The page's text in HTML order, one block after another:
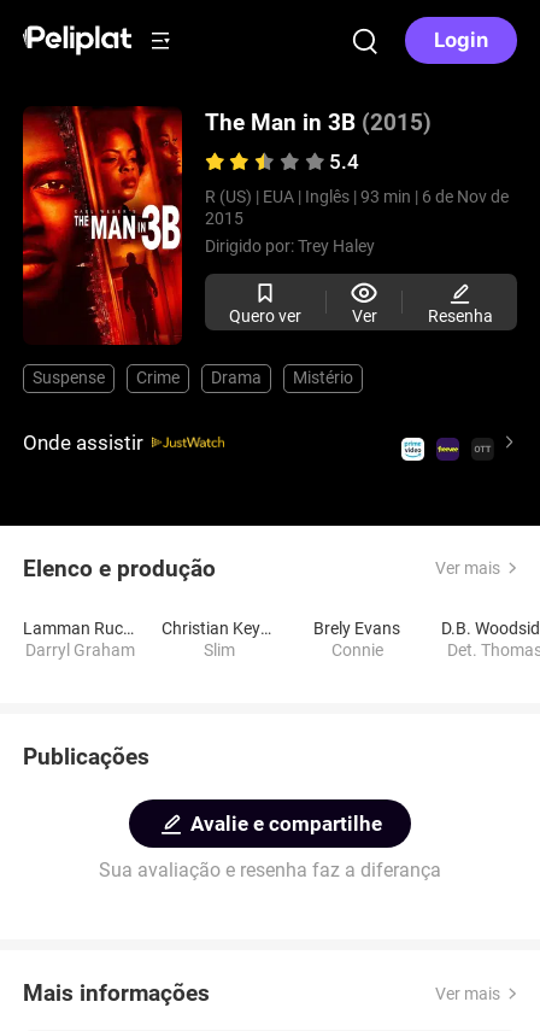
Login
The Man in 3B (2015)
5.4
R (US) | EUA | Inglês | 93 min | 6 de Nov de
2015
Dirigido por:Trey Haley
Quero ver Ver Resenha
Suspense Crime Drama Mistério
Onde assistir
Elenco e produção Ver mais
Lamman Rucker
Darryl Graham
Christian Keyes
Slim
Brely Evans
Connie
D.B.
Det.
Publicações
Avalie e compartilhe
Sua avaliação e resenha faz a diferança
Mais informações Ver mais